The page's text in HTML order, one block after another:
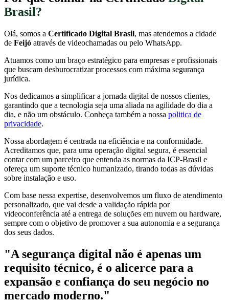
Brasil?
Olá, somos a Certificado Digital Brasil, mas atendemos a cidade
de Feijó através de videochamadas ou pelo WhatsApp.
Atuamos como um braço estratégico para empresas e profissionais
que buscam desburocratizar processos com máxima segurança
jurídica.
Nos dedicamos a simplificar a jornada digital de nossos clientes,
garantindo que a tecnologia seja uma aliada na agilidade do dia a
dia, e não um obstáculo. Conheça também a nossa politica de
privacidade.
Nossa abordagem é centrada na eficiência e na conformidade.
Acreditamos que, para uma operação digital segura, é essencial
contar com um parceiro que entenda as normas da ICP-Brasil e
ofereça um suporte técnico humanizado, tirando todas as dúvidas
sobre instalação e uso.
Com base nessa expertise, desenvolvemos um fluxo de atendimento
personalizado, que vai desde a validação rápida por
videoconferência até a entrega de soluções em nuvem ou hardware,
sempre com o objetivo de promover a sua autonomia e a segurança
dos seus dados.
"A segurança digital não é apenas um
requisito técnico, é o alicerce para a
expansão e confiança do seu negócio no
mercado moderno."